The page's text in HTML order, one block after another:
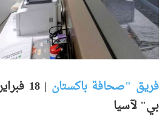
فريق "صحافة باكستان |
بي" لآسيا